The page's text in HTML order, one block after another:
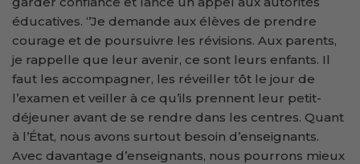
éducatives. ‘’Je demande aux élèves de prendre
courage et de poursuivre les révisions. Aux parents,
je rappelle que leur avenir, ce sont leurs enfants. Il
faut les accompagner, les réveiller tôt le jour de
l’examen et veiller à ce qu’ils prennent leur petit-
déjeuner avant de se rendre dans les centres. Quant
à l’État, nous avons surtout besoin d’enseignants.
Avec davantage d’enseignants, nous pourrons mieux